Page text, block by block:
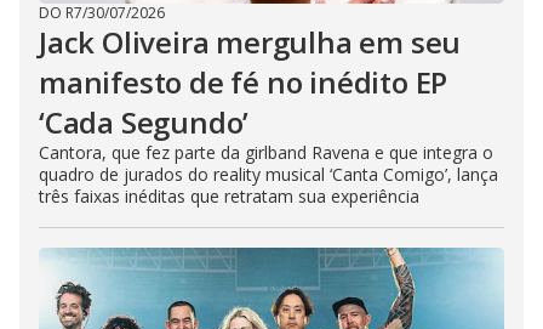
DO R7/30/07/2026
Jack Oliveira mergulha em seu
manifesto de fé no inédito EP
‘Cada Segundo’
Cantora, que fez parte da girlband Ravena e que integra o
quadro de jurados do reality musical ‘Canta Comigo’, lança
três faixas inéditas que retratam sua experiência